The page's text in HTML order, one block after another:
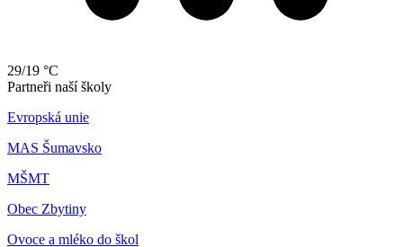
29/19 °C
Partneři naší školy
Evropská unie
MAS Šumavsko
MŠMT
Obec Zbytiny
Ovoce a mléko do škol